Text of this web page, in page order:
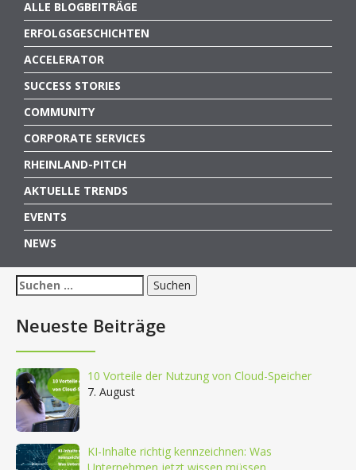
ALLE BLOGBEITRÄGE
ERFOLGSGESCHICHTEN
ACCELERATOR
SUCCESS STORIES
COMMUNITY
CORPORATE SERVICES
RHEINLAND-PITCH
AKTUELLE TRENDS
EVENTS
NEWS
Suchen
nach:
Neueste Beiträge
10 Vorteile der Nutzung von Cloud-Speicher
7. August
KI-Inhalte richtig kennzeichnen: Was